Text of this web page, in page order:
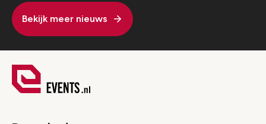
Bekijk meer nieuws